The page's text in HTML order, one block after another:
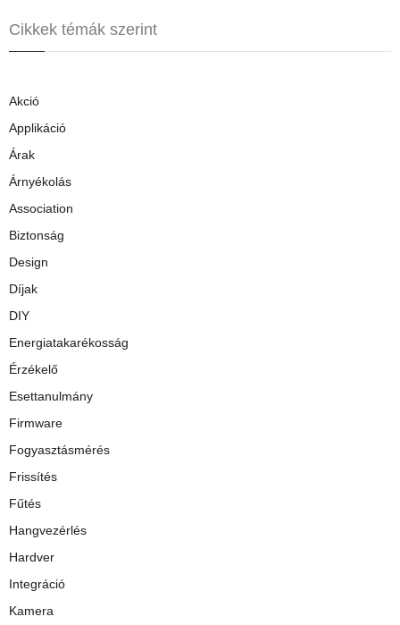
Cikkek témák szerint
Akció
Applikáció
Árak
Árnyékolás
Association
Biztonság
Design
Díjak
DIY
Energiatakarékosság
Érzékelő
Esettanulmány
Firmware
Fogyasztásmérés
Frissítés
Fűtés
Hangvezérlés
Hardver
Integráció
Kamera